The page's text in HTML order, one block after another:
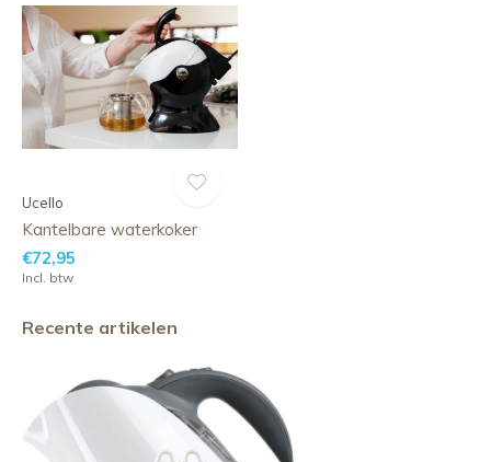
Ucello
Kantelbare waterkoker
€72,95
Incl. btw
Recente artikelen